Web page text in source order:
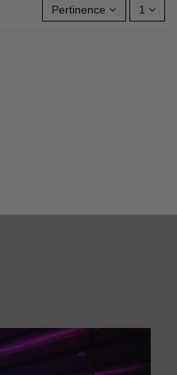
Pertinence 1